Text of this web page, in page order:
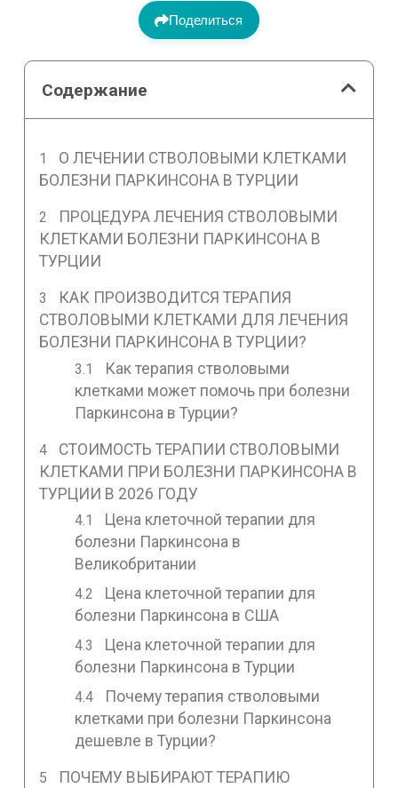
Поделиться
Содержание
О ЛЕЧЕНИИ СТВОЛОВЫМИ КЛЕТКАМИ
БОЛЕЗНИ ПАРКИНСОНА В ТУРЦИИ
ПРОЦЕДУРА ЛЕЧЕНИЯ СТВОЛОВЫМИ
КЛЕТКАМИ БОЛЕЗНИ ПАРКИНСОНА В
ТУРЦИИ
КАК ПРОИЗВОДИТСЯ ТЕРАПИЯ
СТВОЛОВЫМИ КЛЕТКАМИ ДЛЯ ЛЕЧЕНИЯ
БОЛЕЗНИ ПАРКИНСОНА В ТУРЦИИ?
Как терапия стволовыми
клетками может помочь при болезни
Паркинсона в Турции?
СТОИМОСТЬ ТЕРАПИИ СТВОЛОВЫМИ
КЛЕТКАМИ ПРИ БОЛЕЗНИ ПАРКИНСОНА В
ТУРЦИИ В 2026 ГОДУ
Цена клеточной терапии для
болезни Паркинсона в
Великобритании
Цена клеточной терапии для
болезни Паркинсона в США
Цена клеточной терапии для
болезни Паркинсона в Турции
Почему терапия стволовыми
клетками при болезни Паркинсона
дешевле в Турции?
ПОЧЕМУ ВЫБИРАЮТ ТЕРАПИЮ